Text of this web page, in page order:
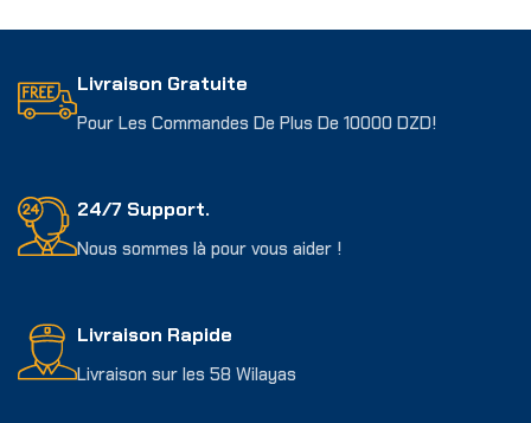
Livraison Gratuite
Pour Les Commandes De Plus De 10000 DZD!
24/7 Support.
Nous sommes là pour vous aider !
Livraison Rapide
Livraison sur les 58 Wilayas